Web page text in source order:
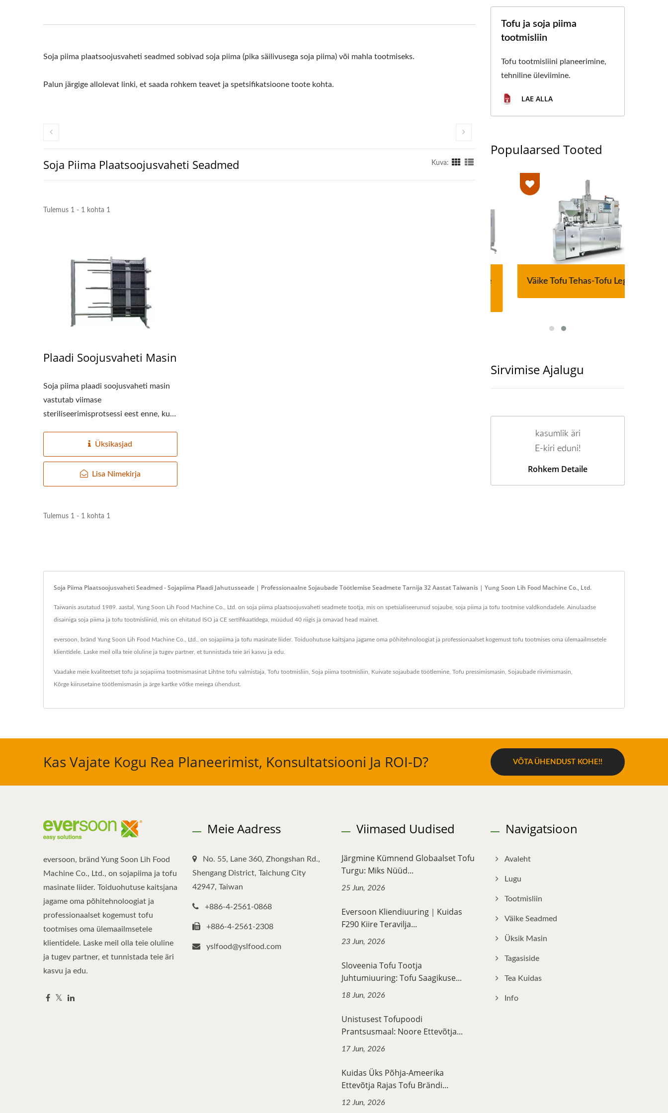
Soja piima plaatsoojusvaheti seadmed sobivad soja piima (pika säilivusega soja piima) või mahla tootmiseks.
Palun järgige allolevat linki, et saada rohkem teavet ja spetsifikatsioone toote kohta.
Soja Piima Plaatsoojusvaheti Seadmed Kuva:
Tulemus 1 - 1 kohta 1
Plaadi Soojusvaheti Masin
Soja piima plaadi soojusvaheti masin
vastutab viimase
steriliseerimisprotsessi eest enne, kui
Üksikasjad
Lisa Nimekirja
Tulemus 1 - 1 kohta 1
Tofu ja soja piima
tootmisliin
Tofu tootmisliini planeerimine,
tehniline üleviimine.
LAE ALLA
Populaarsed Tooted
220kg Kuiva Oa Automaatne
Tofu Tootmisliin
Väike Tofu Tehas-Tofu Legend
Sirvimise Ajalugu
kasumlik äri
E-kiri eduni!
Rohkem Detaile
Soja Piima Plaatsoojusvaheti Seadmed - Sojapiima Plaadi Jahutusseade | Professionaalne Sojaubade Töötlemise Seadmete Tarnija 32 Aastat Taiwanis | Yung Soon Lih Food Machine Co., Ltd.
Taiwanis asutatud 1989. aastal, Yung Soon Lih Food Machine Co., Ltd. on soja piima plaatsoojusvaheti seadmete tootja, mis on spetsialiseerunud sojaube, soja piima ja tofu tootmise valdkondadele. Ainulaadse
disainiga soja piima ja tofu tootmisliinid, mis on ehitatud ISO ja CE sertifikaatidega, müüdud 40 riigis ja omavad head mainet.
eversoon, bränd Yung Soon Lih Food Machine Co., Ltd., on sojapiima ja tofu masinate liider. Toiduohutuse kaitsjana jagame oma põhitehnoloogiat ja professionaalset kogemust tofu tootmises oma ülemaailmsetele
klientidele. Laske meil olla teie oluline ja tugev partner, et tunnistada teie äri kasvu ja edu.
Vaadake meie kvaliteetset tofu ja sojapiima tootmismasinat Lihtne tofu valmistaja Tofu tootmisliin Soja piima tootmisliin Kuivate sojaubade töötlemine Tofu pressimismasin Sojaubade riivimismasin
Kõrge kiirusetaine töötlemismasin ja ärge kartke võtke meiega ühendust
Kas Vajate Kogu Rea Planeerimist, Konsultatsiooni Ja ROI-D? VÕTA ÜHENDUST KOHE!!
eversoon, bränd Yung Soon Lih Food
Machine Co., Ltd., on sojapiima ja tofu
masinate liider. Toiduohutuse kaitsjana
jagame oma põhitehnoloogiat ja
professionaalset kogemust tofu
tootmises oma ülemaailmsetele
klientidele. Laske meil olla teie oluline
ja tugev partner, et tunnistada teie äri
kasvu ja edu.
Meie Aadress
No. 55, Lane 360, Zhongshan Rd.,
Shengang District, Taichung City
42947, Taiwan
+886-4-2561-0868
+886-4-2561-2308
yslfood@yslfood.com
Viimased Uudised
Järgmine Kümnend Globaalset Tofu
Turgu: Miks Nüüd...
25 Jun, 2026
Eversoon Kliendiuuring｜Kuidas
F290 Kiire Teravilja...
23 Jun, 2026
Sloveenia Tofu Tootja
Juhtumiuuring: Tofu Saagikuse...
18 Jun, 2026
Unistusest Tofupoodi
Prantsusmaal: Noore Ettevõtja...
17 Jun, 2026
Kuidas Üks Põhja-Ameerika
Ettevõtja Rajas Tofu Brändi...
12 Jun, 2026
Navigatsioon
Avaleht
Lugu
Tootmisliin
Väike Seadmed
Üksik Masin
Tagasiside
Tea Kuidas
Info